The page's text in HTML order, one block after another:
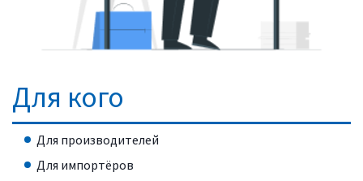
Для кого
Для производителей
Для импортёров